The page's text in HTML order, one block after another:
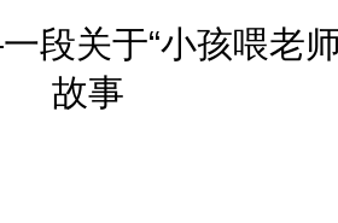
关于“小孩喂老
故事